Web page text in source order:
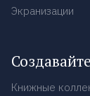
Экранизации
Создавайте
Книжные